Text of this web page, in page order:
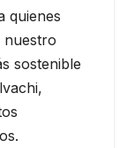
quienes
nuestro
sostenible